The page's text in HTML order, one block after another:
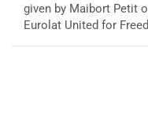
given by Maibort Petit
Eurolat United for